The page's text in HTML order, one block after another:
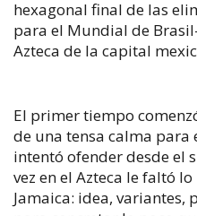
hexagonal final de las
para el Mundial de
Azteca de la capital
El primer tiempo
de una tensa calma para
intentó ofender desde el
vez en el Azteca le faltó
Jamaica: idea,